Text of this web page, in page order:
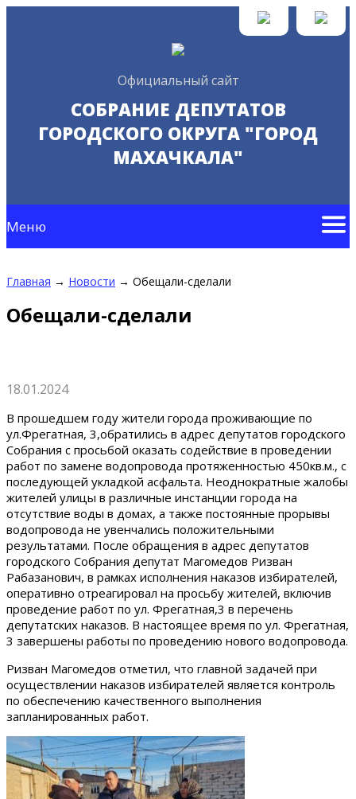
Официальный сайт
СОБРАНИЕ ДЕПУТАТОВ
ГОРОДСКОГО ОКРУГА "ГОРОД
МАХАЧКАЛА"
Меню
Главная → Новости → Обещали-сделали
Обещали-сделали
18.01.2024
В прошедшем году жители города проживающие по
ул.Фрегатная, 3,обратились в адрес депутатов городского
Собрания с просьбой оказать содействие в проведении
работ по замене водопровода протяженностью 450кв.м., с
последующей укладкой асфальта. Неоднократные жалобы
жителей улицы в различные инстанции города на
отсутствие воды в домах, а также постоянные прорывы
водопровода не увенчались положительными
результатами. После обращения в адрес депутатов
городского Собрания депутат Магомедов Ризван
Рабазанович, в рамках исполнения наказов избирателей,
оперативно отреагировал на просьбу жителей, включив
проведение работ по ул. Фрегатная,3 в перечень
депутатских наказов. В настоящее время по ул. Фрегатная,
3 завершены работы по проведению нового водопровода.
Ризван Магомедов отметил, что главной задачей при
осуществлении наказов избирателей является контроль
по обеспечению качественного выполнения
запланированных работ.